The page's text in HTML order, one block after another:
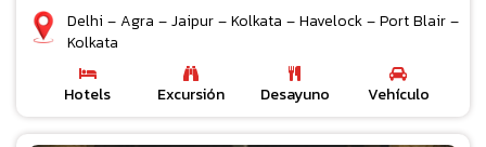
Delhi – Agra – Jaipur – Kolkata – Havelock – Port Blair –
Kolkata
Hotels Excursión Desayuno Vehículo